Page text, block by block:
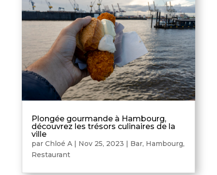
Plongée gourmande à Hambourg,
découvrez les trésors culinaires de la
ville
par Chloé A| Nov 25, 2023 | Bar, Hambourg,
Restaurant